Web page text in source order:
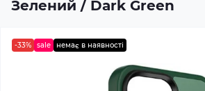
Зелений / Dark Green
-33% sale немає в наявності